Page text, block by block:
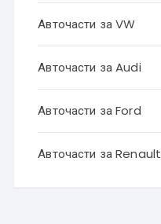
Авточасти за VW
Авточасти за Audi
Авточасти за Ford
Авточасти за Renault